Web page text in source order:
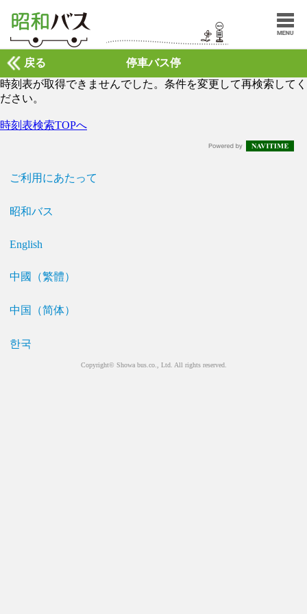
停車バス停
戻る
時刻表が取得できませんでした。条件を変更して再検索してく
ださい。
時刻表検索TOPへ
ご利用にあたって
昭和バス
English
中國（繁體）
中国（简体）
한국
Copyright© Showa bus.co., Ltd. All rights reserved.